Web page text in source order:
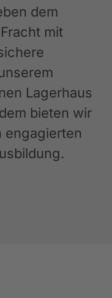
dem
mit
Lagerhaus
bieten wir
engagierten